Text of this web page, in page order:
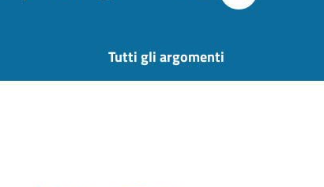
Tutti gli argomenti